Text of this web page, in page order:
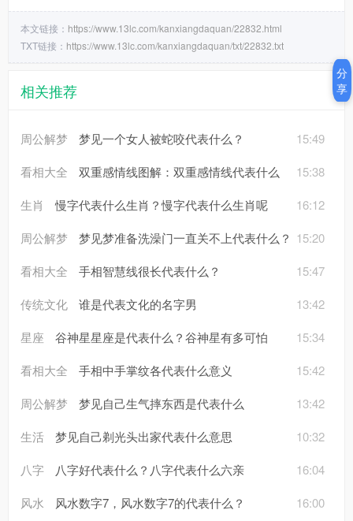
本文链接： https://www.13lc.com/kanxiangdaquan/22832.html
TXT链接： https://www.13lc.com/kanxiangdaquan/txt/22832.txt
相关推荐
15:49
周公解梦
梦见一个女人被蛇咬代表什么？
15:38
看相大全
双重感情线图解：双重感情线代表什么
16:12
生肖
慢字代表什么生肖？慢字代表什么生肖呢
15:20
周公解梦
梦见梦准备洗澡门一直关不上代表什么？
15:47
看相大全
手相智慧线很长代表什么？
13:42
传统文化
谁是代表文化的名字男
15:34
星座
谷神星星座是代表什么？谷神星有多可怕
15:42
看相大全
手相中手掌纹各代表什么意义
13:42
周公解梦
梦见自己生气摔东西是代表什么
10:32
生活
梦见自己剃光头出家代表什么意思
16:04
八字
八字好代表什么？八字代表什么六亲
16:00
风水
风水数字7，风水数字7的代表什么？
分
享